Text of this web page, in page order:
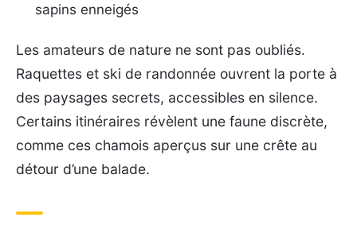
sapins enneigés
Les amateurs de nature ne sont pas oubliés.
Raquettes et ski de randonnée ouvrent la porte à
des paysages secrets, accessibles en silence.
Certains itinéraires révèlent une faune discrète,
comme ces chamois aperçus sur une crête au
détour d’une balade.